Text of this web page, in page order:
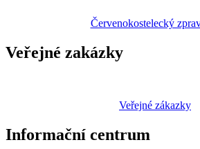
Červenokostelecký
Veřejné zakázky
Veřejné zákazky
Informační centrum